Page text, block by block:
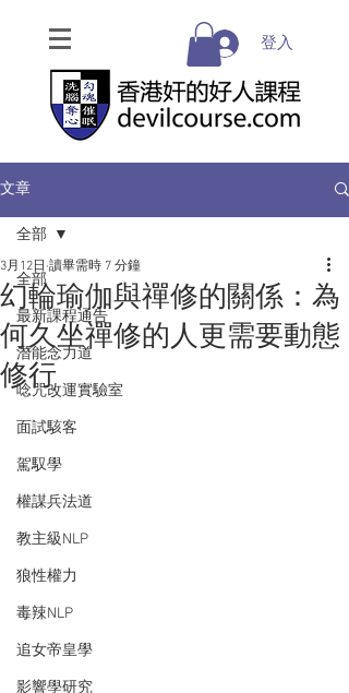
登入
文章
全部
最新課程通告
潛能念力道
唸咒改運實驗室
面試駭客
駕馭學
權謀兵法道
教主級NLP
狼性權力
毒辣NLP
追女帝皇學
影響學研究
全部
幻輪瑜伽與禪修的關係：為
何久坐禪修的人更需要動態
修行
3月12日 讀畢需時 7 分鐘